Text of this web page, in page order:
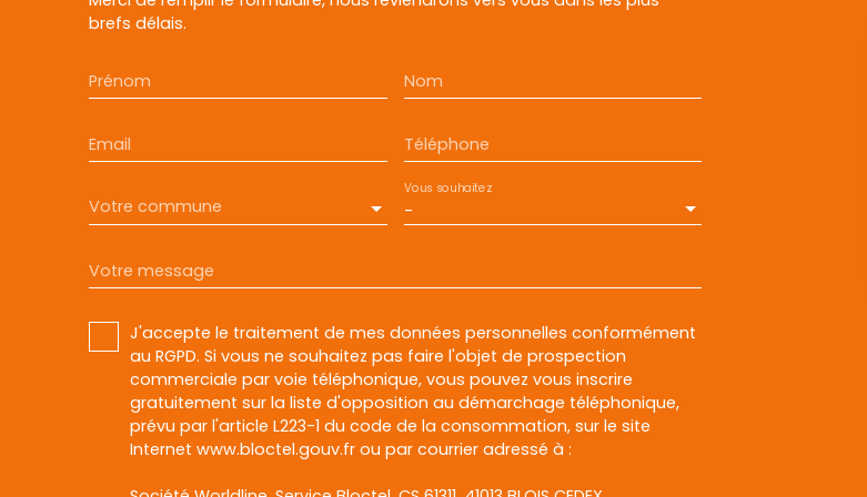
brefs délais.
Prénom Nom
Email Téléphone
Votre commune -
Vous souhaitez
Votre message
J'accepte le traitement de mes données personnelles conformément
au RGPD. Si vous ne souhaitez pas faire l'objet de prospection
commerciale par voie téléphonique, vous pouvez vous inscrire
gratuitement sur la liste d'opposition au démarchage téléphonique,
prévu par l'article L223-1 du code de la consommation, sur le site
Internet www.bloctel.gouv.fr ou par courrier adressé à :